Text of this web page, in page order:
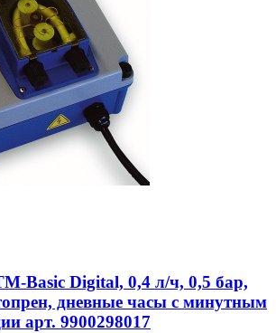
Basic Digital, 0,4 л/ч, 0,5 бар,
дневные часы с минутным
арт. 9900298017